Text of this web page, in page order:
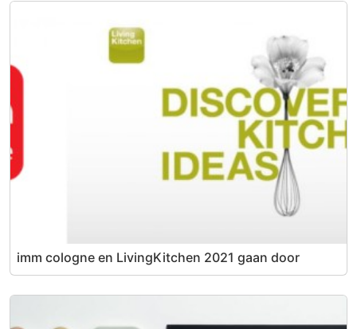
imm cologne en LivingKitchen 2021 gaan door